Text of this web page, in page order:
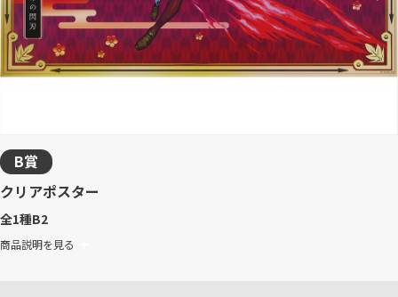
B賞
クリアポスター
全1種B2
商品説明を見る